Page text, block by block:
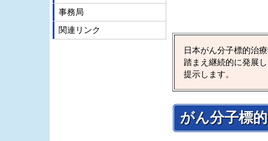
日本がん分子標的治
踏まえ継続的に発展
提示します。
がん分子標
事務局
関連リンク